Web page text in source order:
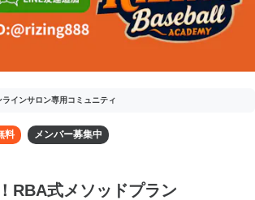
ラインサロン専用コミュニティ
メンバー募集中
料
RBA式メソッドプラン